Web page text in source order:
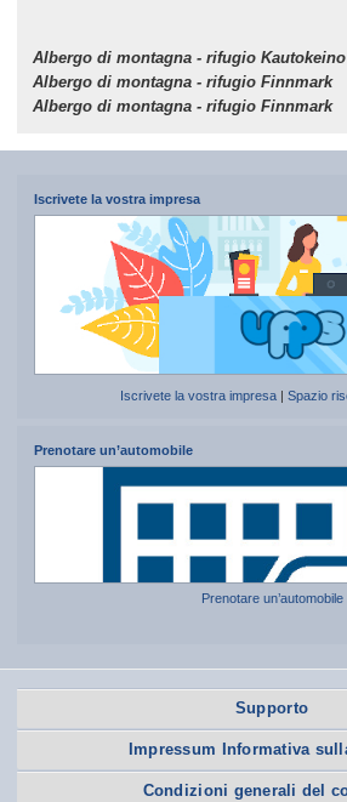
Albergo di montagna - rifugio Kautokeino
Albergo di montagna - rifugio Finnmark
Albergo di montagna - rifugio Finnmark
Iscrivete la vostra impresa
Iscrivete la vostra impresa |Spazio
Prenotare un’automobile
Prenotare un’automobile
Supporto
Impressum Informativa
Condizioni generali del